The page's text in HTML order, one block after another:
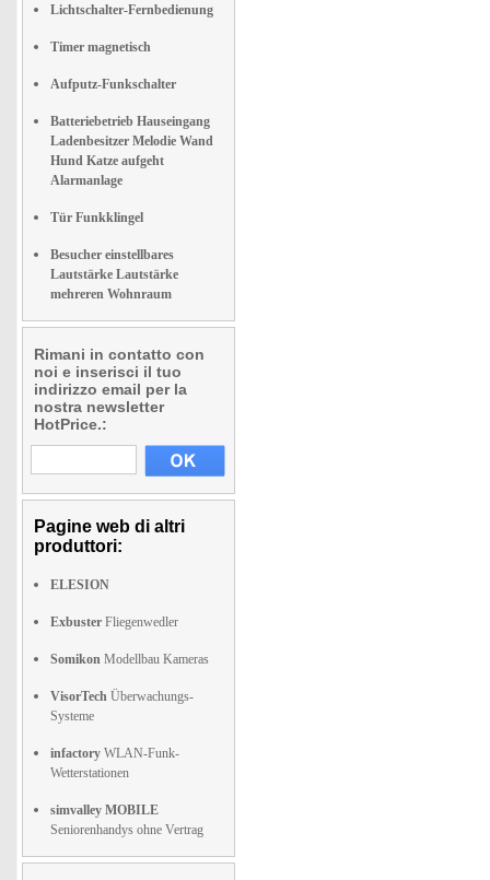
Lichtschalter-Fernbedienung
Timer magnetisch
Aufputz-Funkschalter
Batteriebetrieb Hauseingang
Ladenbesitzer Melodie Wand
Hund Katze aufgeht
Alarmanlage
Tür Funkklingel
Besucher einstellbares
Lautstärke Lautstärke
mehreren Wohnraum
Rimani in contatto con
noi e inserisci il tuo
indirizzo email per la
nostra newsletter
HotPrice.:
Pagine web di altri
produttori:
ELESION
Exbuster Fliegenwedler
Somikon Modellbau Kameras
VisorTech Überwachungs-
Systeme
infactory WLAN-Funk-
Wetterstationen
simvalley MOBILE
Seniorenhandys ohne Vertrag